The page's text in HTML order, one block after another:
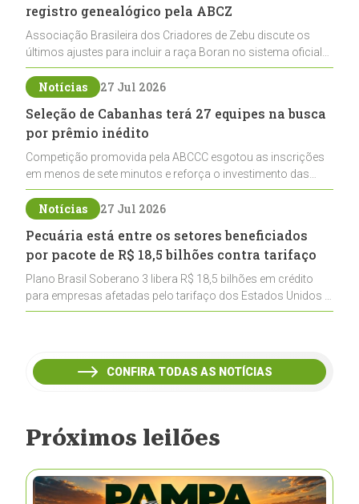
registro genealógico pela ABCZ
Associação Brasileira dos Criadores de Zebu discute os
últimos ajustes para incluir a raça Boran no sistema oficial
de registros, abrindo caminho para sua expansão na
pecuária nacional
Notícias 27 Jul 2026
Seleção de Cabanhas terá 27 equipes na busca
por prêmio inédito
Competição promovida pela ABCCC esgotou as inscrições
em menos de sete minutos e reforça o investimento das
cabanhas na seleção genética de Cavalos Crioulos voltados
ao laço
Notícias 27 Jul 2026
Pecuária está entre os setores beneficiados
por pacote de R$ 18,5 bilhões contra tarifaço
Plano Brasil Soberano 3 libera R$ 18,5 bilhões em crédito
para empresas afetadas pelo tarifaço dos Estados Unidos e
inclui a pecuária entre os setores estratégicos
CONFIRA TODAS AS NOTÍCIAS
Próximos leilões